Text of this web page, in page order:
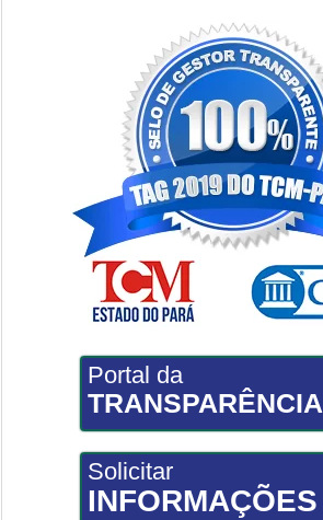
Portal da
TRANSPARÊNCIA
Solicitar
INFORMAÇÕES